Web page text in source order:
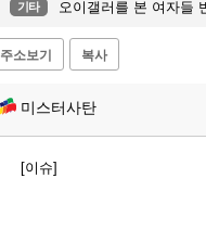
기타 오이갤러를 본 여자들
주소보기 복사
미스터사탄
[이슈]